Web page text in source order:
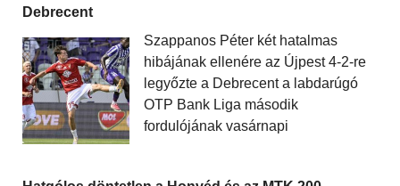
Debrecent
Szappanos Péter két hatalmas
hibájának ellenére az Újpest 4-2-re
legyőzte a Debrecent a labdarúgó
OTP Bank Liga második
fordulójának vasárnapi